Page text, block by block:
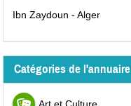
Ibn Zaydoun - Alger
Catégories de l'annuaire
Art et Culture